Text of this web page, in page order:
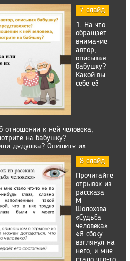
7 слайд
1. На что
обращает
внимание
автор,
описывая
бабушку?
Какой вы
себе её
отношении к ней человека,
на бабушку?
дедушка? Опишите их
8 слайд
Прочитайте
отрывок из
рассказа
М.
Шолохова
«Судьба
человека»
«Я сбоку
взглянул на
него, и мне